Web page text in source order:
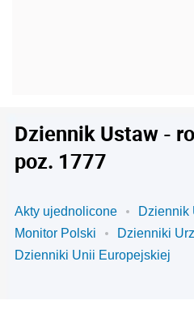
Dziennik Ustaw -
poz. 1777
Akty ujednolicone
Dziennik
Monitor Polski
Dzienniki
Dzienniki Unii Europejskiej